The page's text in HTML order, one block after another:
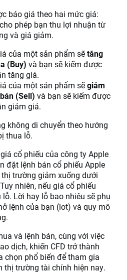
báo giá theo hai mức giá:
phép bạn thu lợi nhuận từ
và giá giảm.
của một sản phẩm sẽtăng
(Buy) và bạn sẽ kiếm được
tăng giá.
của một sản phẩm sẽgiảm
(Sell) và bạn sẽ kiếm được
giảm giá.
không di chuyển theo hướng
thua lỗ.
cổ phiếu của công ty Apple
đặt lệnh bán cổ phiếu Apple
trường giảm xuống dưới
nhiên, nếu giá cổ phiếu
Lời hay lỗ bao nhiêu sẽ phụ
lệnh của bạn (lot) và quy mô
và lệnh bán, cùng với việc
dịch, khiến CFD trở thành
chọn phổ biến để tham gia
thị trường tài chính hiện nay.